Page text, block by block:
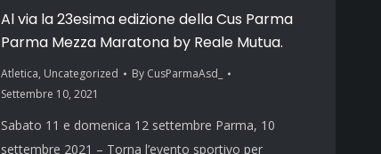
Al via la 23esima edizione della Cus Parma
Parma Mezza Maratona by Reale Mutua.
Atletica, Uncategorized By CusParmaAsd_
Settembre 10, 2021
Sabato 11 e domenica 12 settembre Parma, 10
settembre 2021 – Torna l’evento sportivo per